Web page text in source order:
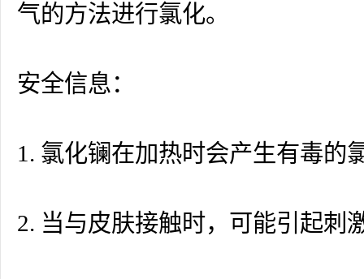
气的方法进行氯化。
安全信息：
1. 氯化镧在加热时会产生有毒的
2. 当与皮肤接触时，可能引起刺